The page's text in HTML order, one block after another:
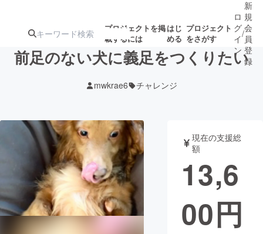
プロジェクトを掲
載するには
はじ
める
プロジェクト
をさがす
アート・写真
テクノロジー・ガジェット ゲーム・サ
映像・映画
ロ
グ
イ
ン
/
新
規
会
員
登
録
前足のない犬に義足をつくりたい
mwkrae6 チャレンジ
現在の支援総
額
13,6
00円